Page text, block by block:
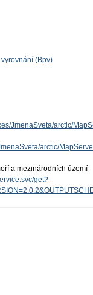
(Bpv)
JmenaSveta/arctic/
arctic/
a mezinárodních území
get?